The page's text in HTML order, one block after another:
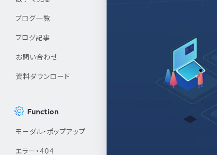
ブログ一覧
ブログ記事
お問い合わせ
資料ダウンロード
Function
モーダル・ポップアップ
エラー・404